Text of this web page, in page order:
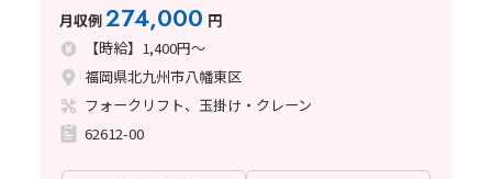
月収例274,000 円
【時給】1,400円～
福岡県北九州市八幡東区
フォークリフト、玉掛け・クレーン
62612-00